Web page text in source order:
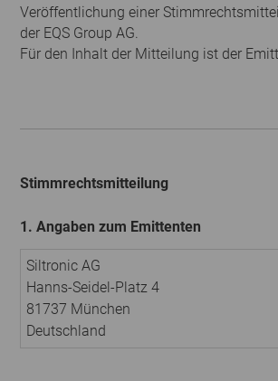
Veröffentlichung einer
der EQS Group AG.
Für den Inhalt der Mitteilung ist der
Stimmrechtsmitteilung
1. Angaben zum Emittenten
Siltronic AG
Hanns-Seidel-Platz 4
81737 München
Deutschland